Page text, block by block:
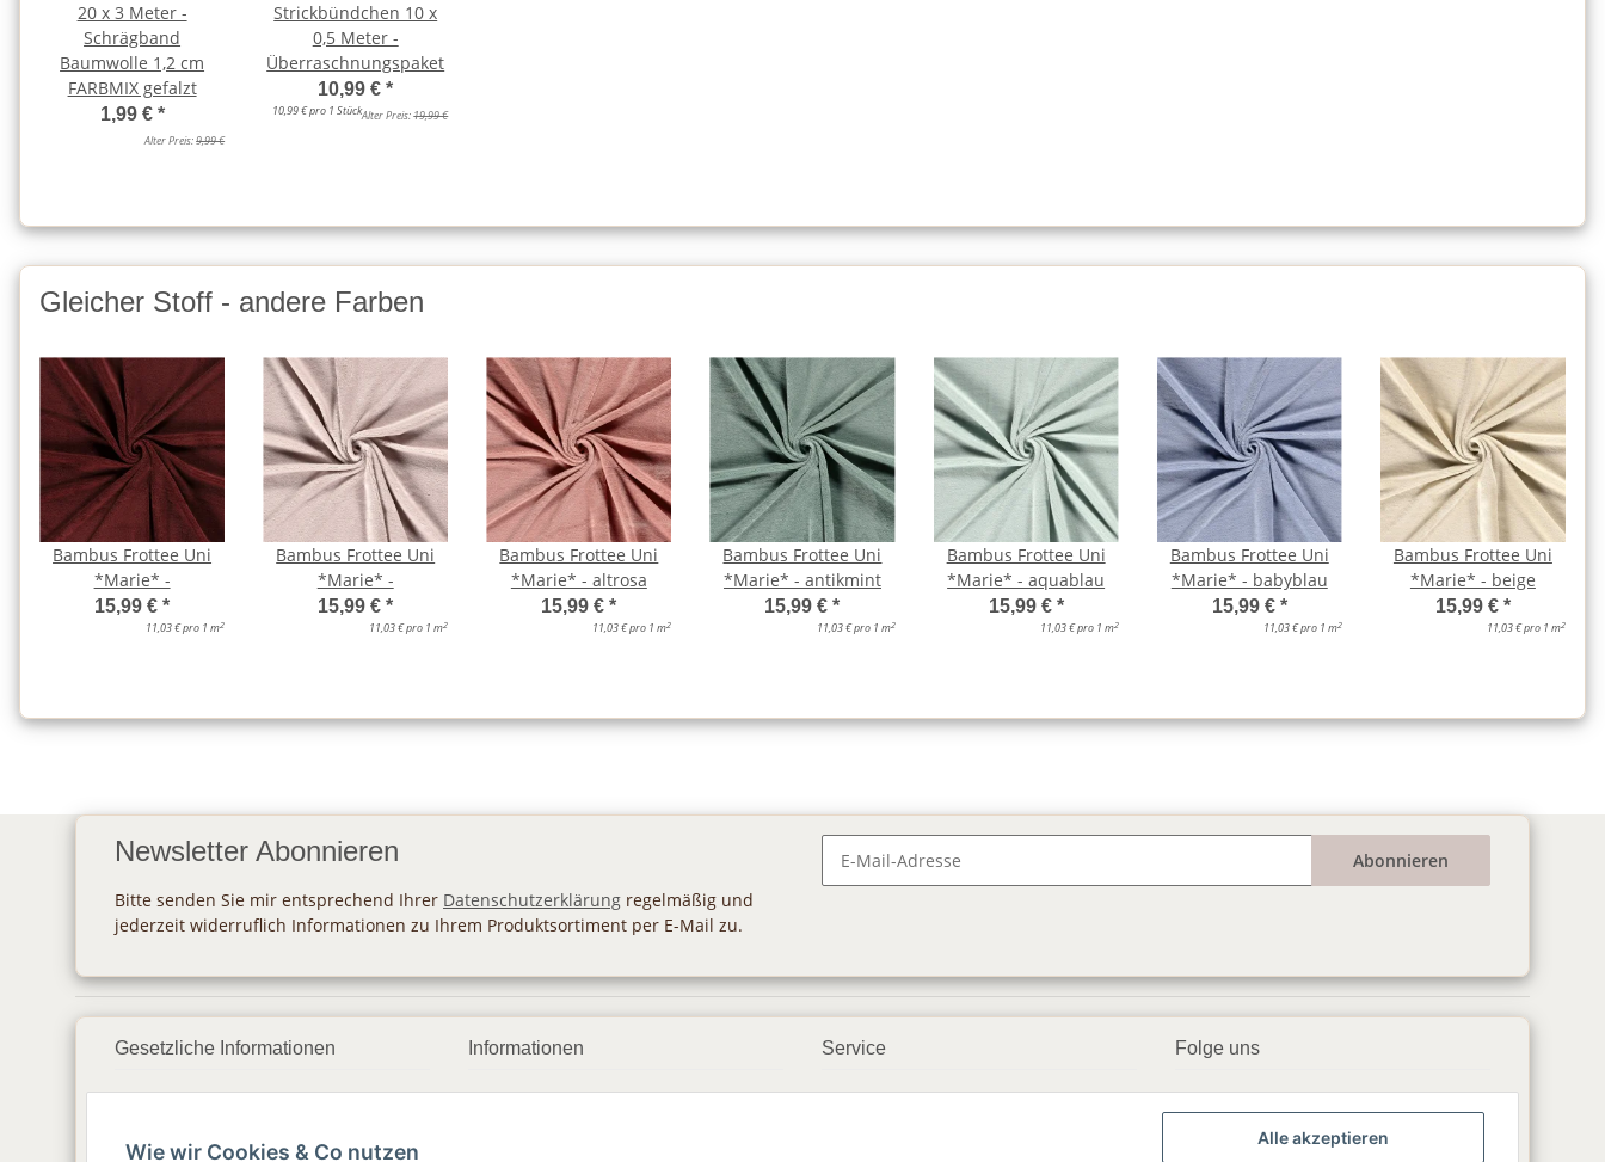
20 x 3 Meter -
Schrägband
Baumwolle 1,2 cm
FARBMIX gefalzt
1,99 € *
Alter Preis:9,99 €
Strickbündchen 10 x
0,5 Meter -
Überraschnungspaket
10,99 €*
10,99 € pro 1 StückAlter Preis:19,99 €
Gleicher Stoff - andere Farben
Bambus Frottee Uni
*Marie* -
15,99 €*
11,03 € pro 1 m2
Bambus Frottee Uni
*Marie* -
15,99 €*
11,03 € pro 1 m2
Bambus Frottee Uni
*Marie* - altrosa
15,99 €*
11,03 € pro 1 m2
Bambus Frottee Uni
*Marie* - antikmint
15,99 €*
11,03 € pro 1 m2
Bambus Frottee Uni
*Marie* - aquablau
15,99 € *
11,03 € pro 1 m2
Bambus Frottee Uni
*Marie* - babyblau
15,99 € *
11,03 € pro 1 m2
Bambus Frottee Uni
*Marie* - beige
15,99 € *
11,03 € pro 1 m2
Newsletter Abonnieren
Bitte senden Sie mir entsprechend Ihrer Datenschutzerklärung regelmäßig und
jederzeit widerruflich Informationen zu Ihrem Produktsortiment per E-Mail zu.
Abonnieren
Gesetzliche Informationen
AGB
Informationen Service Folge uns
▶️ YouTube
Wie wir Cookies & Co nutzen
Alle akzeptieren